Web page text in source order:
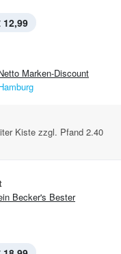
12,99
Marken-Discount
Kiste zzgl. Pfand 2.40
Becker's Bester